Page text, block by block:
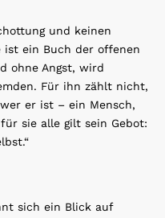
und keinen
ist ein Buch der offenen
ohne Angst, wird
Für ihn zählt nicht,
er ist – ein Mensch,
sie alle gilt sein Gebot:
sich ein Blick auf